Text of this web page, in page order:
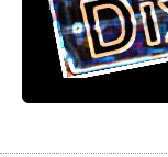
percussion
TERMINE